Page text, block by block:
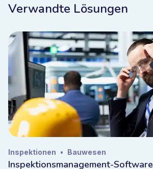
Verwandte Lösungen
Inspektionen • Bauwesen
Inspektionsmanagement-Software